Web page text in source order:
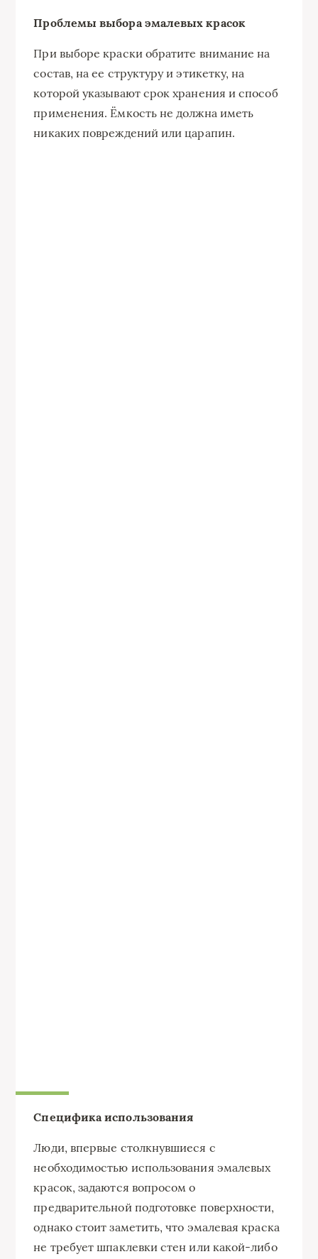
Проблемы выбора эмалевых красок
При выборе краски обратите внимание на
состав, на ее структуру и этикетку, на
которой указывают срок хранения и способ
применения. Ёмкость не должна иметь
никаких повреждений или царапин.
Специфика использования
Люди, впервые столкнувшиеся с
необходимостью использования эмалевых
красок, задаются вопросом о
предварительной подготовке поверхности,
однако стоит заметить, что эмалевая краска
не требует шпаклевки стен или какой-либо